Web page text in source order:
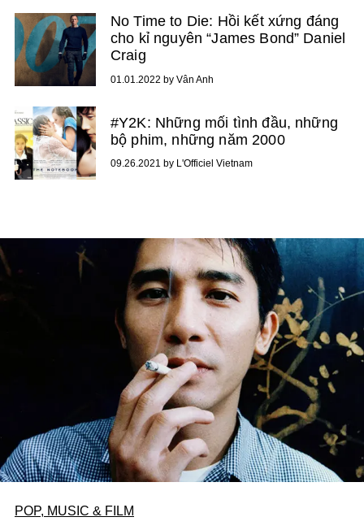
No Time to Die: Hồi kết xứng đáng
cho kỉ nguyên “James Bond” Daniel
Craig
01.01.2022 by Vân Anh
#Y2K: Những mối tình đầu, những
bộ phim, những năm 2000
09.26.2021 by L'Officiel Vietnam
POP, MUSIC & FILM